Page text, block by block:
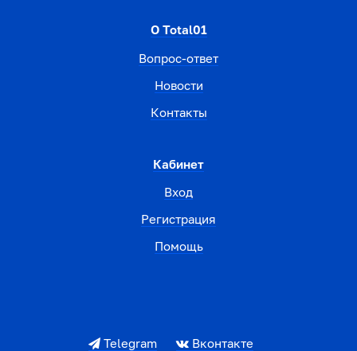
О Total01
Вопрос-ответ
Новости
Контакты
Кабинет
Вход
Регистрация
Помощь
Telegram Вконтакте